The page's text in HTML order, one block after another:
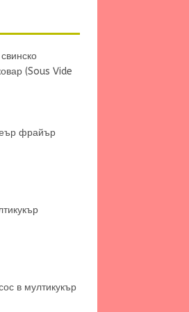
(Sous Vide
фрайър
в мултикукър